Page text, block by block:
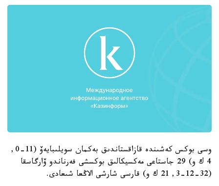
وسى بوكس كەشىندە قازاقستاندىق بەكمان سويلىبايەۆ (11-0,
4 ك و) 29 جاستاعى مەكسيكالىق بوكسشى فەرناندو ۆارگاسقا
(32-12-3, 21 ك و) قارسى شارشى الاڭعا شىعادى.